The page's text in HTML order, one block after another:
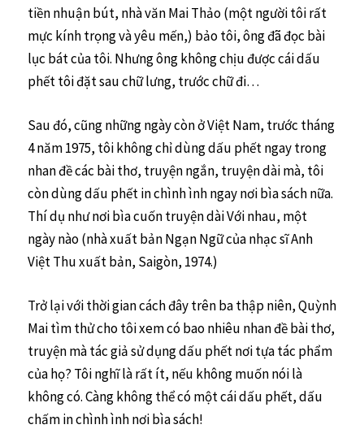
tiền nhuận bút, nhà văn Mai Thảo (một người tôi rất
mực kính trọng và yêu mến,) bảo tôi, ông đã đọc bài
lục bát của tôi. Nhưng ông không chịu được cái dấu
phết tôi đặt sau chữ lưng, trước chữ đi…
Sau đó, cũng những ngày còn ở Việt Nam, trước tháng
4 năm 1975, tôi không chỉ dùng dấu phết ngay trong
nhan đề các bài thơ, truyện ngắn, truyện dài mà, tôi
còn dùng dấu phết in chình ình ngay nơi bìa sách nữa.
Thí dụ như nơi bìa cuốn truyện dài Với nhau, một
ngày nào (nhà xuất bản Ngạn Ngữ của nhạc sĩ Anh
Việt Thu xuất bản, Saigòn, 1974.)
Trở lại với thời gian cách đây trên ba thập niên, Quỳnh
Mai tìm thử cho tôi xem có bao nhiêu nhan đề bài thơ,
truyện mà tác giả sử dụng dấu phết nơi tựa tác phẩm
của họ? Tôi nghĩ là rất ít, nếu không muốn nói là
không có. Càng không thể có một cái dấu phết, dấu
chấm in chình ình nơi bìa sách!